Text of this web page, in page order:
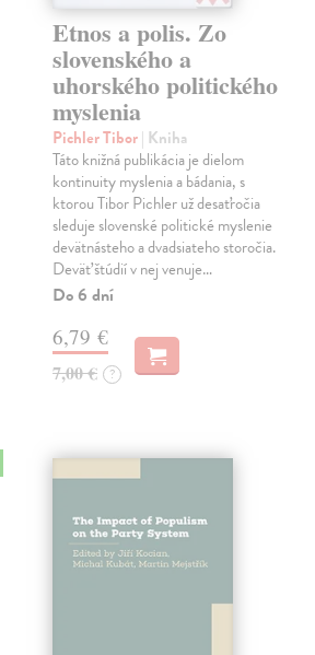
Etnos a polis. Zo
slovenského a
uhorského politického
myslenia
Pichler Tibor| Kniha
Táto knižná publikácia je dielom
kontinuity myslenia a bádania, s
ktorou Tibor Pichler už desaťročia
sleduje slovenské politické myslenie
devätnásteho a dvadsiateho storočia.
Deväť štúdií v nej venuje…
Do 6 dní
6,79 €
7,00 € ?